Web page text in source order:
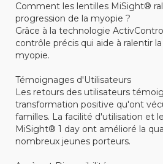
Comment les lentilles MiSight®
progression de la myopie ?
Grâce à la technologie
contrôle précis qui aide à ralentir
myopie.
Témoignages d'Utilisateurs
Les retours des utilisateurs
transformation positive qu'ont
familles. La facilité d'utilisation et
MiSight® 1 day ont amélioré la
nombreux jeunes porteurs.